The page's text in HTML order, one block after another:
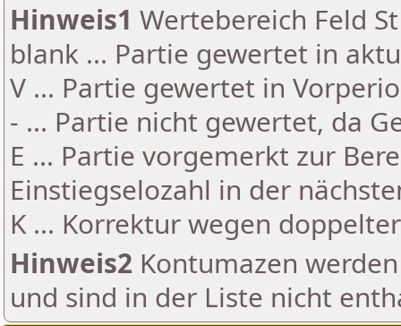
Hinweis1 Wertebereich Feld
blank ... Partie gewertet in
V ... Partie gewertet in
- ... Partie nicht gewertet, da
E ... Partie vorgemerkt zur
Einstiegselozahl in der
K ... Korrektur wegen
Hinweis2 Kontumazen
und sind in der Liste nicht